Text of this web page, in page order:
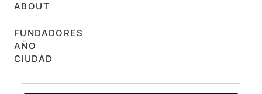
ABOUT
FUNDADORES
AÑO
CIUDAD